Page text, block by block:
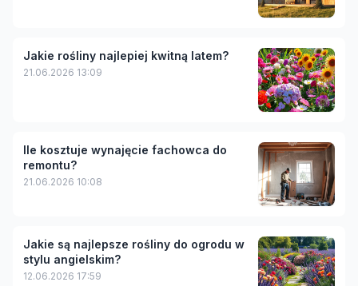
Jakie rośliny najlepiej kwitną latem?
21.06.2026 13:09
Ile kosztuje wynajęcie fachowca do
remontu?
21.06.2026 10:08
Jakie są najlepsze rośliny do ogrodu w
stylu angielskim?
12.06.2026 17:59